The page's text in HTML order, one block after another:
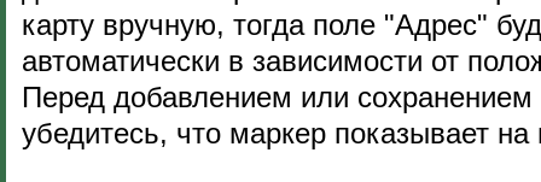
карту вручную, тогда поле "Адрес"
автоматически в зависимости от
Перед добавлением или
убедитесь, что маркер показывает